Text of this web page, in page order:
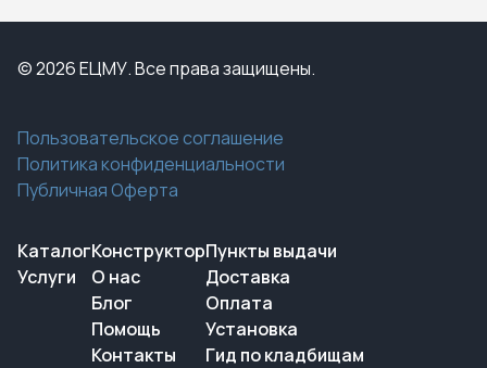
© 2026 ЕЦМУ. Все права защищены.
Пользовательское соглашение
Политика конфиденциальности
Публичная Оферта
Каталог
Услуги
Конструктор
О нас
Блог
Помощь
Контакты
Пункты выдачи
Доставка
Оплата
Установка
Гид по кладбищам